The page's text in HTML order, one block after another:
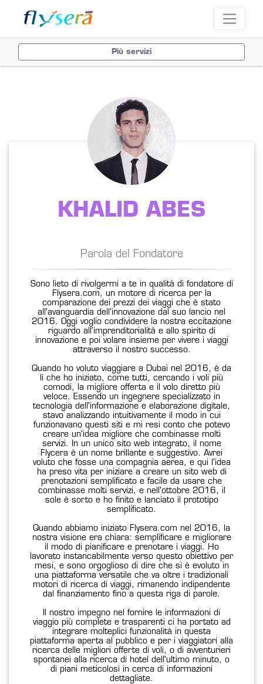
Più servizi
KHALID ABES
Parola del Fondatore
Sono lieto di rivolgermi a te in qualità di fondatore di
Flysera.com, un motore di ricerca per la
comparazione dei prezzi dei viaggi che è stato
all'avanguardia dell'innovazione dal suo lancio nel
2016. Oggi voglio condividere la nostra eccitazione
riguardo all'imprenditorialità e allo spirito di
innovazione e poi volare insieme per vivere i viaggi
attraverso il nostro successo.
Quando ho voluto viaggiare a Dubai nel 2016, è da
lì che ho iniziato, come tutti, cercando i voli più
comodi, la migliore offerta e il volo diretto più
veloce. Essendo un ingegnere specializzato in
tecnologia dell'informazione e elaborazione digitale,
stavo analizzando intuitivamente il modo in cui
funzionavano questi siti e mi resi conto che potevo
creare un'idea migliore che combinasse molti
servizi. In un unico sito web integrato, il nome
Flycera è un nome brillante e suggestivo. Avrei
voluto che fosse una compagnia aerea, e qui l'idea
ha preso vita per iniziare a creare un sito web di
prenotazioni semplificato e facile da usare che
combinasse molti servizi, e nell'ottobre 2016, il
sole è sorto e ho finito e lanciato il prototipo
semplificato.
Quando abbiamo iniziato Flysera.com nel 2016, la
nostra visione era chiara: semplificare e migliorare
il modo di pianificare e prenotare i viaggi. Ho
lavorato instancabilmente verso questo obiettivo per
mesi, e sono orgoglioso di dire che si è evoluto in
una piattaforma versatile che va oltre i tradizionali
motori di ricerca di viaggi, rimanendo indipendente
dal finanziamento fino a questa riga di parole.
Il nostro impegno nel fornire le informazioni di
viaggio più complete e trasparenti ci ha portato ad
integrare molteplici funzionalità in questa
piattaforma aperta al pubblico e per i viaggiatori alla
ricerca delle migliori offerte di voli, o di avventurieri
spontanei alla ricerca di hotel dell'ultimo minuto, o
di piani meticolosi in cerca di informazioni
dettagliate.